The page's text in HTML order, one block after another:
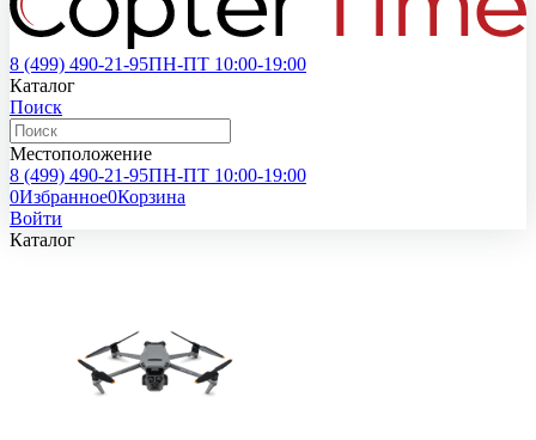
8 (499) 490-21-95ПН-ПТ 10:00-19:00
Каталог
Поиск
Местоположение
8 (499) 490-21-95ПН-ПТ 10:00-19:00
0Избранное0Корзина
Войти
Каталог